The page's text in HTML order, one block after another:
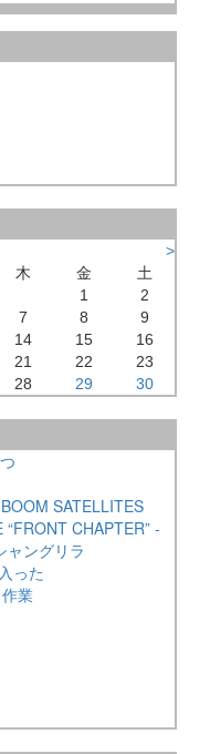
>
木 金
土
1
2
7 8
9
14 15
16
21 22
23
28 29 30
SATELLITES
CHAPTER” -
ャングリラ
った
業